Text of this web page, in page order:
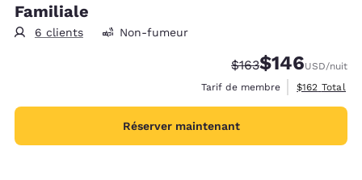
Familiale
6 clients Non-fumeur
Tarif barré :
$163Tarif réduit :
$146USD/nuit
Tarif de membre
Afficher les
$162 Total
Réserver maintenant